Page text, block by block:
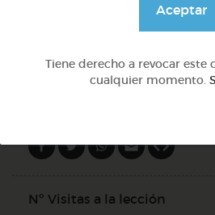
Nº Visitas a la lección
Aceptar
Tiene derecho a revocar
cualquier momento.